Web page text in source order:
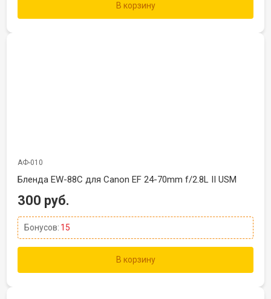
В корзину
АФ-010
Бленда EW-88C для Canon EF 24-70mm f/2.8L II USM
300 руб.
Бонусов: 15
В корзину